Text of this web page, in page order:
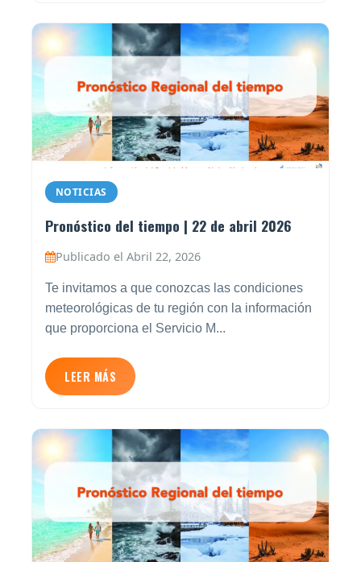
NOTICIAS
Pronóstico del tiempo | 22 de abril 2026
Publicado el Abril 22, 2026
Te invitamos a que conozcas las condiciones
meteorológicas de tu región con la información
que proporciona el Servicio M...
LEER MÁS